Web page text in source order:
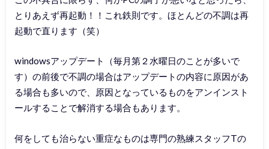
とりあえず再起動！！これ鉄則です。ほとんどの不調は再
起動で直ります（笑）
windowsアップデート（毎月第２水曜日のことが多いで
す）の前後で不調の場合はアップデートの内容に原因があ
る場合も多いので、原因となっているものをアンインスト
ールすることで解消する場合もあります。
何をしても治らない重症なものは専門の熟練スタッフTの